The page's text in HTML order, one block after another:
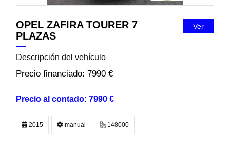
OPEL ZAFIRA TOURER 7
PLAZAS
Descripción del vehículo
7990 €
7990 €
Ver
2015 manual 148000